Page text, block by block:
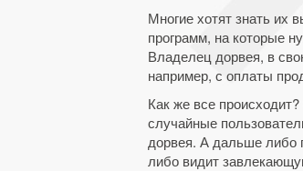
Многие хотят знать их
программ, на которые
Владелец дорвея, в
например, с оплаты
Как же все
случайные
дорвея. А дальше либо
либо видит